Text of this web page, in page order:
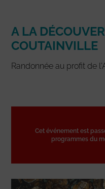
A LA
COUTAINVILLE
Randonnée au profit de
Cet événement est
programmes du